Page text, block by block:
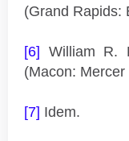
(Grand Rapids:
[6] William R.
(Macon:
[7] Idem.